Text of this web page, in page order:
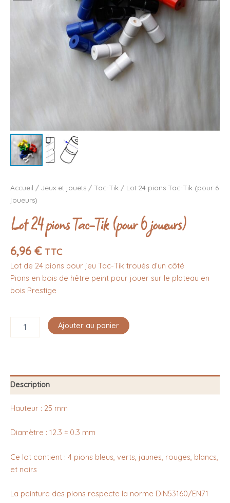
Accueil / Jeux et jouets / Tac-Tik / Lot 24 pions Tac-Tik (pour 6
joueurs)
Lot 24 pions Tac-Tik (pour 6 joueurs)
6,96 € TTC
Lot de 24 pions pour jeu Tac-Tik troués d’un côté
Pions en bois de hêtre peint pour jouer sur le plateau en
bois Prestige
Ajouter au panier
Description
Hauteur : 25 mm
Diamètre : 12.3 ± 0.3 mm
Ce lot contient : 4 pions bleus, verts, jaunes, rouges, blancs,
et noirs
La peinture des pions respecte la norme DIN53160/EN71